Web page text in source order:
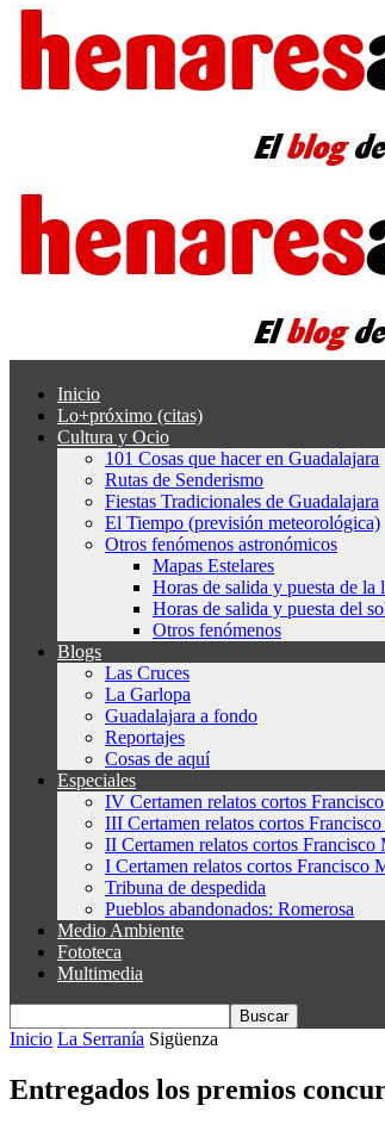
Inicio
Lo+próximo (citas)
Cultura y Ocio
101 Cosas que hacer en Guadalajara
Rutas de Senderismo
Fiestas Tradicionales de Guadalajara
El Tiempo (previsión meteorológica)
Otros fenómenos astronómicos
Mapas Estelares
Horas de salida y puesta de la
Horas de salida y puesta del
Otros fenómenos
Blogs
Las Cruces
La Garlopa
Guadalajara a fondo
Reportajes
Cosas de aquí
Especiales
IV Certamen relatos cortos
III Certamen relatos cortos
II Certamen relatos cortos Francisco
I Certamen relatos cortos Francisco
Tribuna de despedida
Pueblos abandonados: Romerosa
Medio Ambiente
Fototeca
Multimedia
Inicio La Serranía Sigüenza
Entregados los premios